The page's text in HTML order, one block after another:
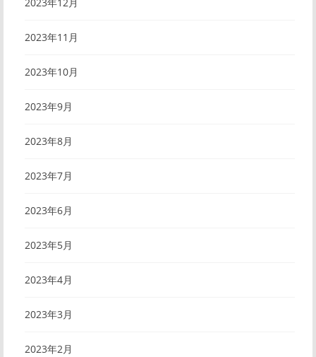
2023年12月
2023年11月
2023年10月
2023年9月
2023年8月
2023年7月
2023年6月
2023年5月
2023年4月
2023年3月
2023年2月